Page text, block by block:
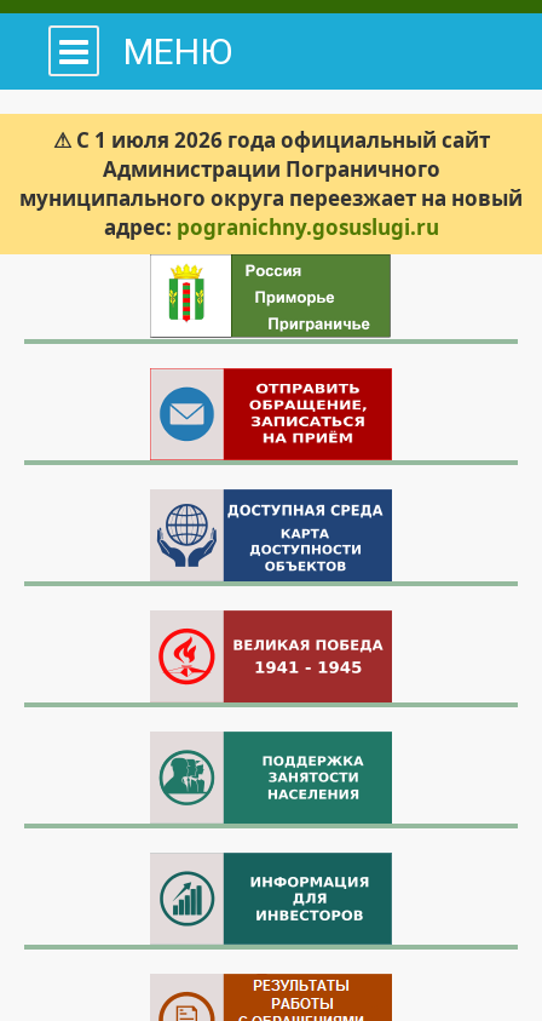
МЕНЮ
⚠ С 1 июля 2026 года официальный сайт
Администрации Пограничного
муниципального округа переезжает на новый
адрес: pogranichny.gosuslugi.ru